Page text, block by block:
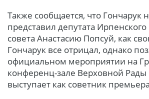
Также сообщается, что Гончарук
представил депутата Ирпенского
совета Анастасию Попсуй, как
Гончарук все отрицал, однако
официальном мероприятии на
конференц-зале Верховной Рады
выступает как советник